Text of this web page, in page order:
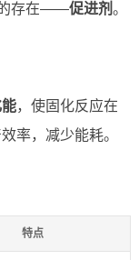
的存在——促进剂。
，使固化反应在
率，减少能耗。
特点